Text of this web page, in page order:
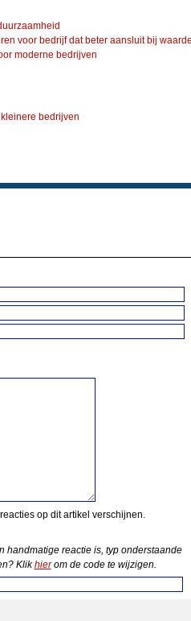
voor bedrijf dat beter aansluit bij
moderne bedrijven
bedrijven
op dit artikel verschijnen.
handmatige reactie is, typ onderstaande
Klikhierom de code te wijzigen.